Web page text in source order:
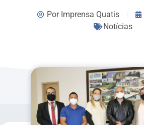
PorImprensa Quatis
Notícias